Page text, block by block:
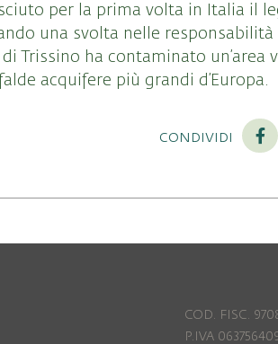
per la prima volta in Italia il
una svolta nelle responsabilità
Trissino ha contaminato un’area
acquifere più grandi d’Europa.
condividi
COD. FISC.
P.IVA